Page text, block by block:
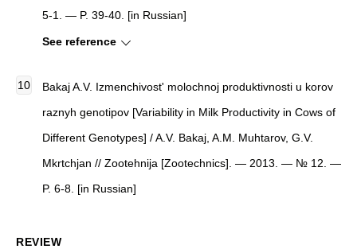
5-1. — P. 39-40. [in Russian]
See reference
Bakaj A.V. Izmenchivost' molochnoj produktivnosti u korov
raznyh genotipov [Variability in Milk Productivity in Cows of
Different Genotypes] / A.V. Bakaj, A.M. Muhtarov, G.V.
Mkrtchjan // Zootehnija [Zootechnics]. — 2013. — № 12. —
P. 6-8. [in Russian]
REVIEW